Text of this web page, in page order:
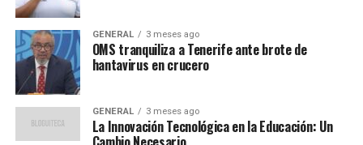
“Se propone considerar que
asiste la razón a la parte
recurrente, por un lado,
porque no se le debió
sancionar por la presunta
GENERAL 3 meses ago
OMS tranquiliza a Tenerife ante brote de
hantavirus en crucero
GENERAL 3 meses ago
La Innovación Tecnológica en la Educación: Un